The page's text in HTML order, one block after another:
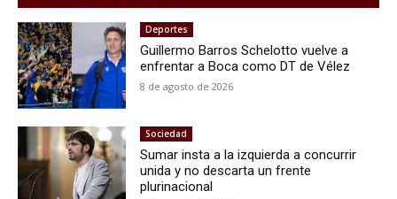
Deportes
Guillermo Barros Schelotto vuelve a
enfrentar a Boca como DT de Vélez
8 de agosto de 2026
Sociedad
Sumar insta a la izquierda a concurrir
unida y no descarta un frente
plurinacional